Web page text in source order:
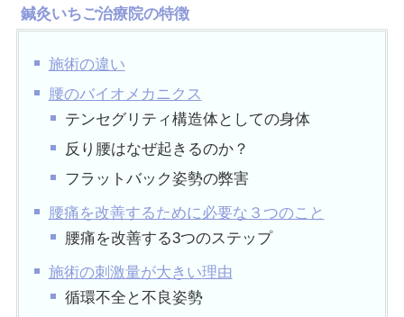
鍼灸いちご治療院の特徴
施術の違い
腰のバイオメカニクス
テンセグリティ構造体としての身体
反り腰はなぜ起きるのか？
フラットバック姿勢の弊害
腰痛を改善するために必要な３つのこと
腰痛を改善する3つのステップ
施術の刺激量が大きい理由
循環不全と不良姿勢